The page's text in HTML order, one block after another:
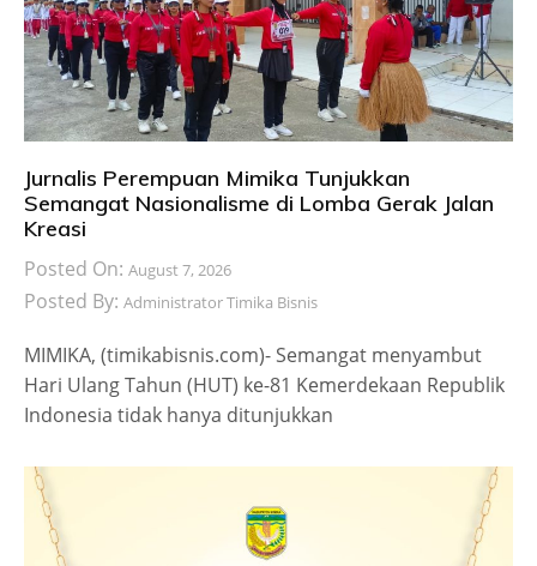
Jurnalis Perempuan Mimika Tunjukkan
Semangat Nasionalisme di Lomba Gerak Jalan
Kreasi
Posted On: August 7, 2026
Posted By: Administrator Timika Bisnis
MIMIKA, (timikabisnis.com)- Semangat menyambut
Hari Ulang Tahun (HUT) ke-81 Kemerdekaan Republik
Indonesia tidak hanya ditunjukkan